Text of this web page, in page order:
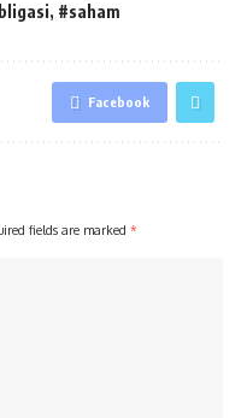
, #saham
Facebook
fields are marked *